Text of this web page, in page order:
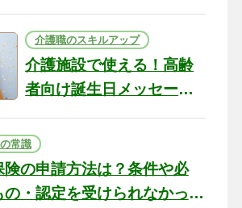
テリアになる作品まで
介護職のスキルアップ
介護施設で使える！高齢
者向け誕生日メッセージ
の例文と書き方のポイン
ト
常識
険の申請方法は？条件や必
の・認定を受けられなかっ